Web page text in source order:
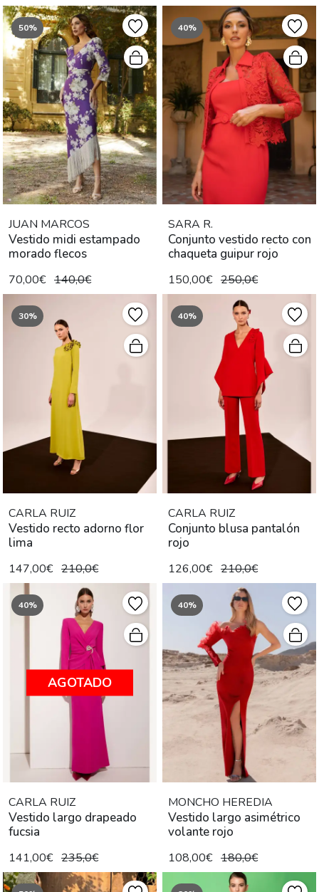
50%
JUAN MARCOS
Vestido midi estampado
morado flecos
70,00€ 140,0€
40%
SARA R.
Conjunto vestido recto con
chaqueta guipur rojo
150,00€ 250,0€
30%
CARLA RUIZ
Vestido recto adorno flor
lima
147,00€ 210,0€
40%
CARLA RUIZ
Conjunto blusa pantalón
rojo
126,00€ 210,0€
40%
AGOTADO
CARLA RUIZ
Vestido largo drapeado
fucsia
141,00€ 235,0€
40%
MONCHO HEREDIA
Vestido largo asimétrico
volante rojo
108,00€ 180,0€